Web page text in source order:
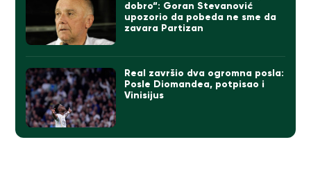
dobro“: Goran Stevanović
upozorio da pobeda ne sme da
zavara Partizan
Real završio dva ogromna posla:
Posle Diomandea, potpisao i
Vinisijus